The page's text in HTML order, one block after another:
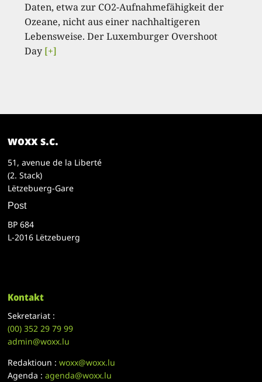
Daten, etwa zur CO2-Aufnahmefähigkeit der
Ozeane, nicht aus einer nachhaltigeren
Lebensweise. Der Luxemburger Overshoot
Day [+]
woxx s.c.
51, avenue de la Liberté
(2. Stack)
Lëtzebuerg-Gare
Post
BP 684
L-2016 Lëtzebuerg
Kontakt
Sekretariat :
(00)352 29 79 99
admin@woxx.lu
Redaktioun :woxx@woxx.lu
Agenda :agenda@woxx.lu